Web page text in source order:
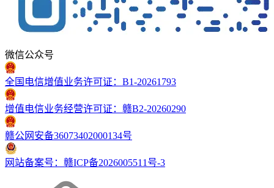
微信公众号
全国电信增值业务许可证：B1-20261793
增值电信业务经营许可证：赣B2-20260290
赣公网安备36073402000134号
网站备案号：赣ICP备2026005511号-3